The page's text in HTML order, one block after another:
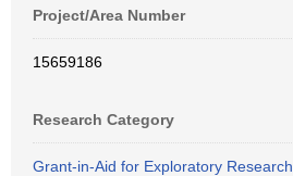
Project/Area Number
15659186
Research Category
Grant-in-Aid for Exploratory Research